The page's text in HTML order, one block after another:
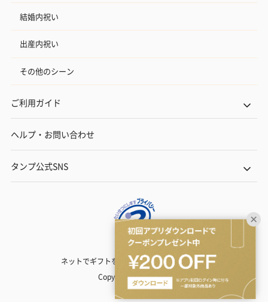
結婚内祝い
出産内祝い
その他のシーン
ご利用ガイド
ヘルプ・お問い合わせ
タンプ公式SNS
ネットでギフトを贈るなら | TANP（タンプ）
Copyright© TANP Inc.